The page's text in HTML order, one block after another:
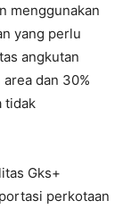
menggunakan
yang perlu
angkutan
dan 30%
tidak
Gks+
perkotaan